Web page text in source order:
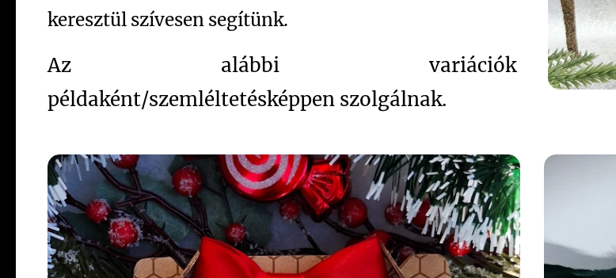
keresztül szívesen segítünk.
Az alábbi variációk
példaként/szemléltetésképpen szolgálnak.